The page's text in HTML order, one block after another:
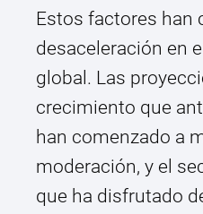
Estos factores han
desaceleración en
global. Las
crecimiento que
han comenzado a
moderación, y el
que ha disfrutado